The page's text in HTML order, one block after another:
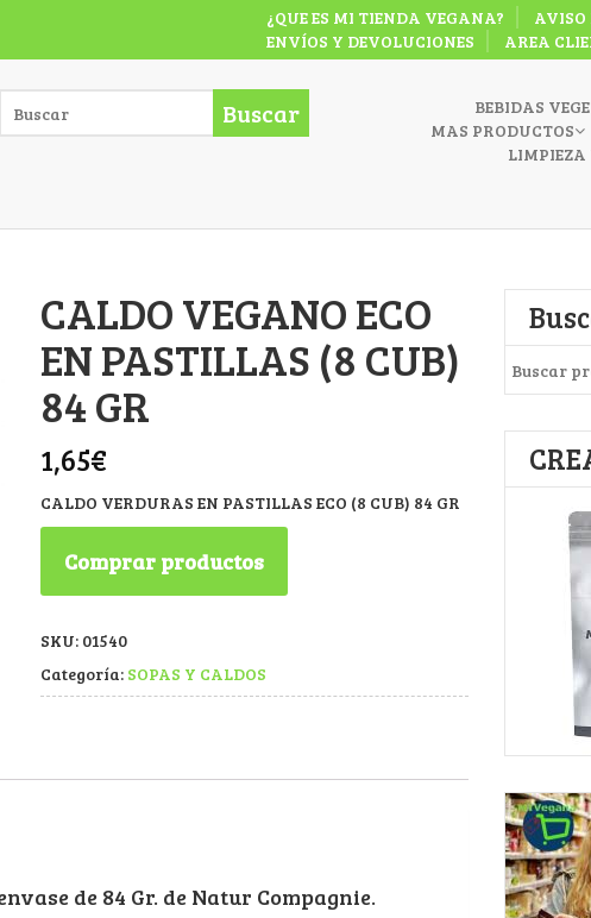
¿QUE ES MI TIENDA VEGANA?
AVISO
ENVÍOS Y DEVOLUCIONES
AREA
Buscar BEBIDAS
MAS PRODUCTOS
CALDO VEGANO ECO
EN PASTILLAS (8 CUB)
84 GR
1,65€
CALDO VERDURAS EN PASTILLAS ECO (8 CUB) 84 GR
Comprar productos
SKU: 01540
Categoría: SOPAS Y CALDOS
de 84 Gr. de Natur Compagnie.